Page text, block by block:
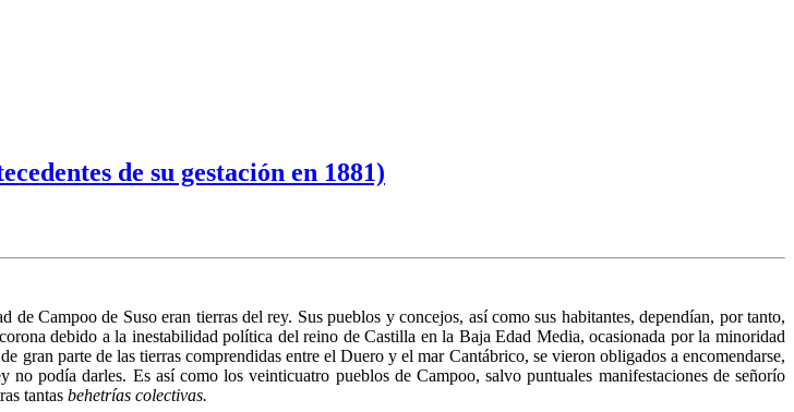
de su gestación en 1881)
Campoo de Suso eran tierras del rey. Sus pueblos y concejos, así como sus habitantes, dependían, por tanto,
debido a la inestabilidad po­lítica del reino de Castilla en la Baja Edad Media, ocasionada por la minoridad
gran parte de las tierras comprendidas entre el Duero y el mar Cantábrico, se vieron obligados a encomendarse,
podía darles. Es así como los veinticuatro pueblos de Campoo, salvo puntuales manifestaciones de señorío
tantas behetrías colectivas.